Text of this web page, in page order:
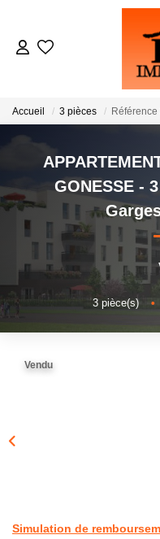
Accueil 3 pièces Référence
GONESSE -
3 pièce(s) •
Vendu
Simulation de